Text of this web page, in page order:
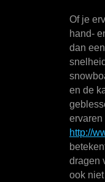
Of je
hand-
dan
en de
ervaren
http://
dragen
ook